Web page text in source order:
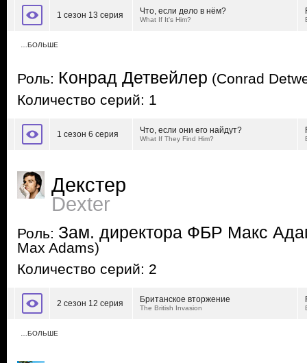
1 сезон 13 серия Что, если дело в нём?
What If It's Him?
…БОЛЬШЕ
Роль: Конрад Детвейлер (Conrad
Количество серий: 1
1 сезон 6 серия Что, если они его найдут?
What If They Find Him?
Декстер
Dexter
Роль: Зам. директора ФБР Макс
Max Adams)
Количество серий: 2
2 сезон 12 серия Британское вторжение
The British Invasion
…БОЛЬШЕ